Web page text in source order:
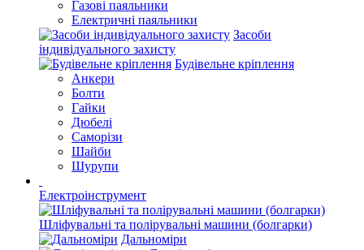
Газові паяльники
Електричні паяльники
Засоби
індивідуального захисту
Будівельне кріплення
Анкери
Болти
Гайки
Дюбелі
Саморізи
Шайби
Шурупи
Електроінструмент
Шліфувальні та полірувальні машини (болгарки)
Дальноміри